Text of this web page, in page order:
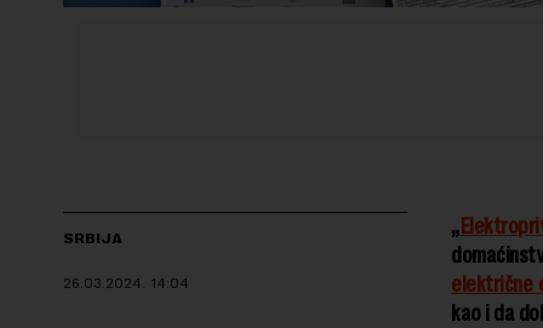
SRBIJA
26.03.2024. 14:04
„
električne
kao i da